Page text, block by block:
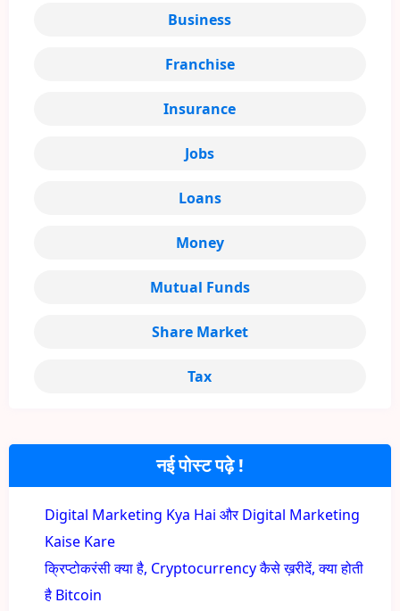
नई पोस्ट पढ़े !
Digital Marketing Kya Hai और Digital Marketing
Kaise Kare
क्रिप्टोकरंसी क्या है, Cryptocurrency कैसे ख़रीदें, क्या होती
है Bitcoin
Business
Franchise
Insurance
Jobs
Loans
Money
Mutual Funds
Share Market
Tax